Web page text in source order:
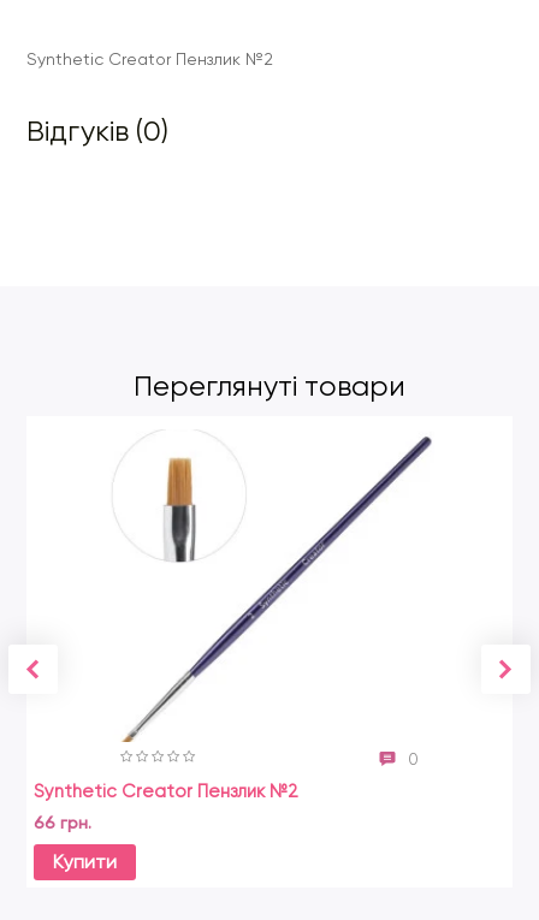
Synthetic Creator Пензлик №2
Відгуків (0)
Переглянуті товари
0
Synthetic Creator Пензлик №2
66 грн.
Купити